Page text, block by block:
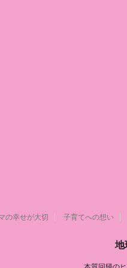
の幸せが大切 子育てへの想い
地